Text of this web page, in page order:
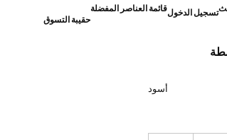
تسجيل الدخولقائمة العناصر المفضلة
حقيبة التسوق
أسود